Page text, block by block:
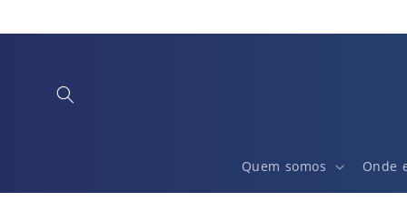
conteúdo
Quem somos Onde